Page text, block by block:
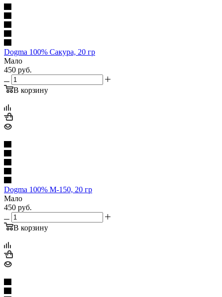
Dogma 100% Сакура, 20 гр
Мало
450 руб.
В корзину
Dogma 100% М-150, 20 гр
Мало
450 руб.
В корзину